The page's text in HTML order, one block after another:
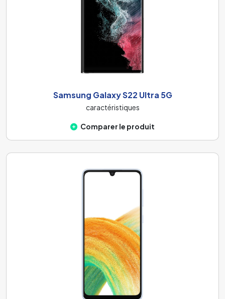
Samsung Galaxy S22 Ultra 5G
caractéristiques
Comparer le produit